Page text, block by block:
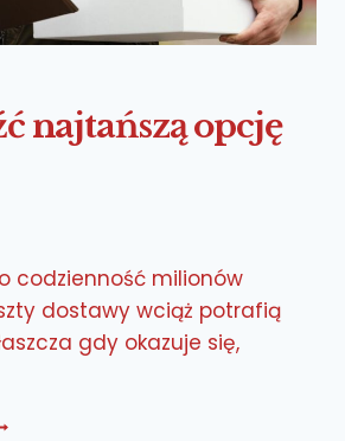
najtańszą opcję
codzienność milionów
dostawy wciąż potrafią
gdy okazuje się,